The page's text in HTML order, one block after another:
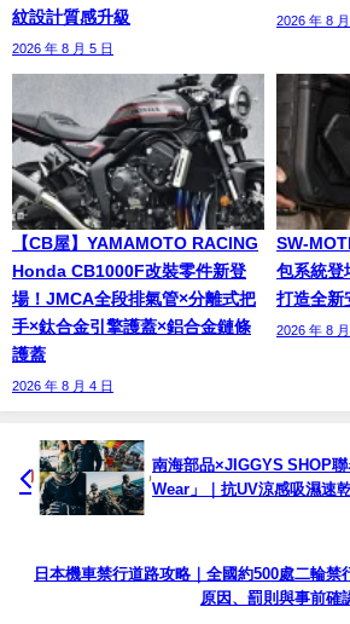
紋設計質感升級
2026 年 8 月 5 日
2026 年 8
【CB屋】YAMAMOTO RACING
Honda CB1000F改裝零件新登
場！JMCA全段排氣管×分離式把
手×鈦合金引擎護蓋×鋁合金鏈條
護蓋
2026 年 8 月 4 日
SW-
包系統登
打造全新
2026 年 8
南海部品×JIGGYS SHOP
Wear」｜抗UV涼感吸濕速
日本機車禁行道路攻略｜全國約500處二輪禁
原因、罰則與事前確